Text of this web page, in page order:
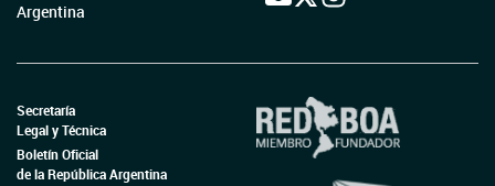
Argentina
Secretaría
Legal y Técnica
Boletín Oficial
de la República Argentina